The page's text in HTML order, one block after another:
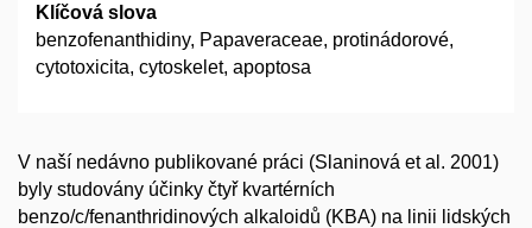
Klíčová slova
benzofenanthidiny, Papaveraceae, protinádorové,
cytotoxicita, cytoskelet, apoptosa
V naší nedávno publikované práci (Slaninová et al. 2001)
byly studovány účinky čtyř kvartérních
benzo/c/fenanthridinových alkaloidů (KBA) na linii lidských